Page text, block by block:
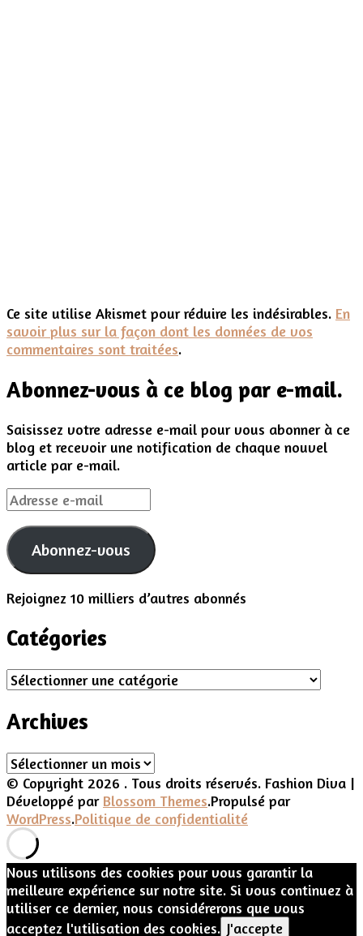
Ce site utilise Akismet pour réduire les indésirables. En
savoir plus sur la façon dont les données de vos
commentaires sont traitées.
Abonnez-vous à ce blog par e-mail.
Saisissez votre adresse e-mail pour vous abonner à ce
blog et recevoir une notification de chaque nouvel
article par e-mail.
Adresse
e-
mail
Abonnez-vous
Rejoignez 10 milliers d’autres abonnés
Catégories
Catégories
Archives
Archives
© Copyright 2026 . Tous droits réservés. Fashion Diva |
Développé par Blossom Themes.Propulsé par
WordPress.Politique de confidentialité
Nous utilisons des cookies pour vous garantir la
meilleure expérience sur notre site. Si vous continuez à
utiliser ce dernier, nous considérerons que vous
acceptez l'utilisation des cookies. J'accepte